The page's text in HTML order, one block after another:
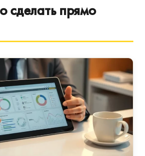
сделать прямо